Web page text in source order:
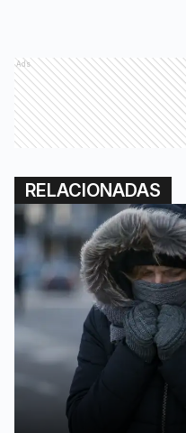
Ads
RELACIONADAS